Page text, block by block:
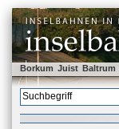
Borkum Juist Baltrum